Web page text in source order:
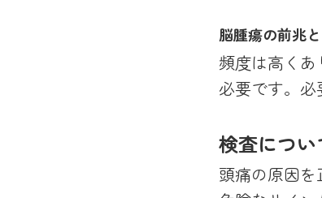
脳腫瘍の前兆
頻度は高く
必要です。必
検査につい
頭痛の原因を